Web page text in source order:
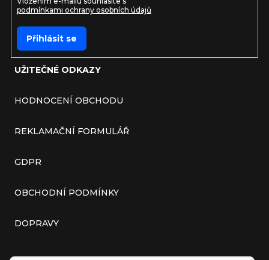
UŽITEČNÉ ODKAZY
HODNOCENÍ OBCHODU
REKLAMAČNÍ FORMULÁŘ
GDPR
OBCHODNÍ PODMÍNKY
DOPRAVY
podmínkami ochrany osobních údajů
Přihlásit se